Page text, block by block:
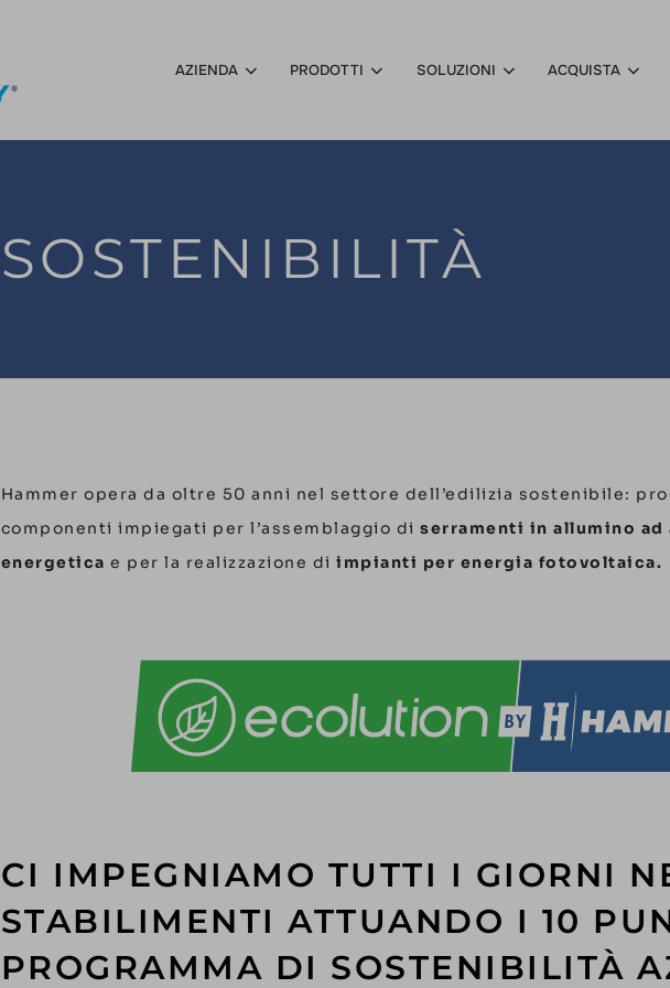
AZIENDA PRODOTTI SOLUZIONI ACQUISTA
SOSTENIBILITÀ
Hammer opera da oltre 50 anni nel settore dell’edilizia sostenibile:
componenti impiegati per l’assemblaggio diserramenti in allumino ad
energetica e per la realizzazione diimpianti per energia fotovoltaica.
CI IMPEGNIAMO TUTTI I GIORNI
STABILIMENTI ATTUANDO I 10
PROGRAMMA DI SOSTENIBILITÀ